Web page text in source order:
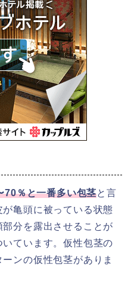
70％と一番多い包茎と言
亀頭に被っている状態
分を露出させることが
ています。仮性包茎の
ンの仮性包茎がありま